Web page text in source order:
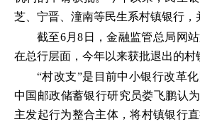
芝、宁晋、潼南等民生系村镇银行，
截至6月8日，金融监管总局网
在总行层面，今年以来获批退出的村
“村改支”是目前中小银行改革
中国邮政储蓄银行研究员娄飞鹏认
主发起行为整合主体，将村镇银行